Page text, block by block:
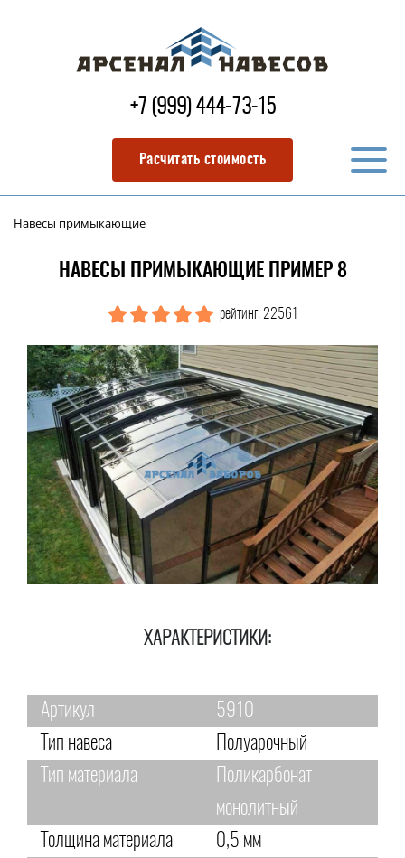
+7 (999) 444-73-15
Расчитать стоимость
Навесы примыкающие
НАВЕСЫ ПРИМЫКАЮЩИЕ ПРИМЕР 8
рейтинг: 22561
ХАРАКТЕРИСТИКИ:
Артикул
5910
Тип навеса
Полуарочный
Тип материала
Поликарбонат
монолитный
Толщина материала
0,5 мм